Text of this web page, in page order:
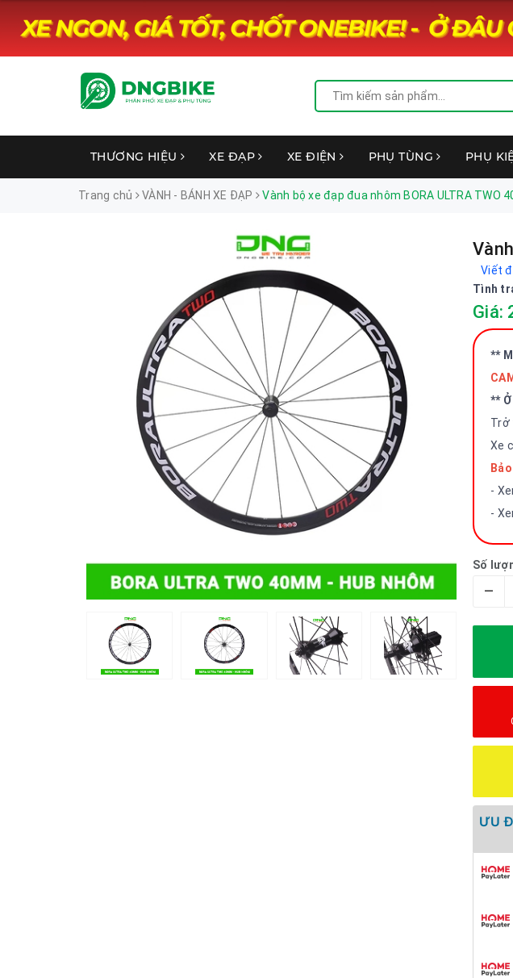
THƯƠNG HIỆU XE ĐẠP XE ĐIỆN PHỤ TÙNG PHỤ
Trang chủ VÀNH - BÁNH XE ĐẠP Vành bộ xe đạp đua nhôm BORA ULTRA TWO
Viết
Tình
Giá:
**
**
Trở
Xe
-
-
Số
–
ƯU